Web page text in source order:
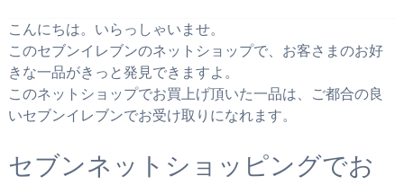
こんにちは。いらっしゃいませ。
このセブンイレブンのネットショップで、お客さまのお好
きな一品がきっと発見できますよ。
このネットショップでお買上げ頂いた一品は、ご都合の良
いセブンイレブンでお受け取りになれます。
セブンネットショッピングでお